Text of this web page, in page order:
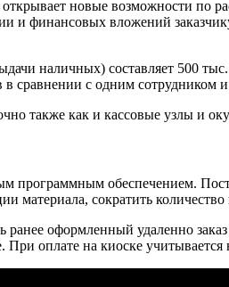
новые возможности по
и финансовых вложений
наличных) составляет 500
сравнении с одним сотрудником
также как и кассовые узлы и
обеспечением.
материала, сократить
ранее оформленный удаленно
оплате на киоске учитывается